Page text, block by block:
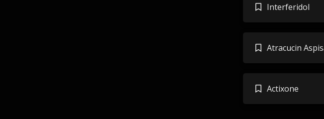
Interferidol
Atracucin
Actixone